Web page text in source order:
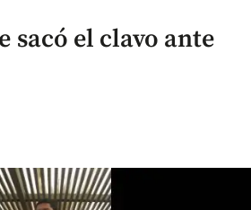
sacó el clavo ante